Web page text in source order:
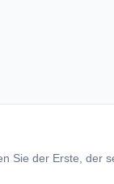
Sie der Erste, der